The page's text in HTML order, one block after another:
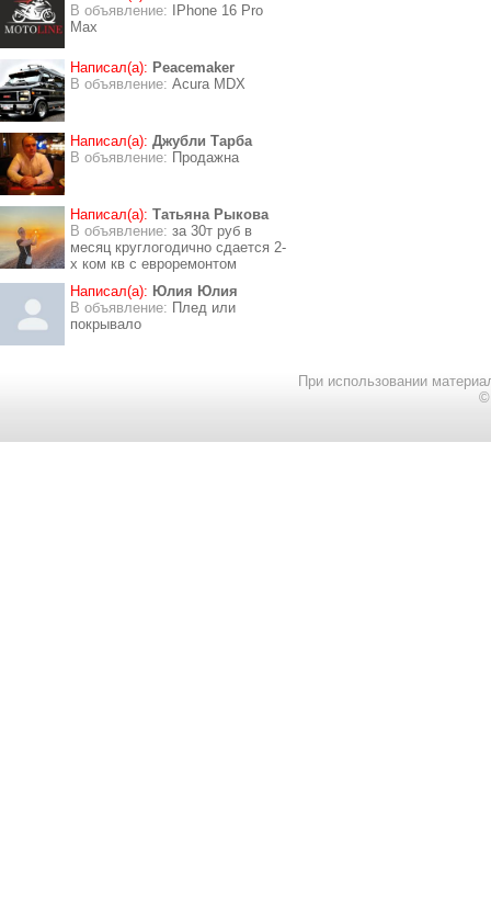
В объявление:
IPhone 16 Pro
Max
Написал(а): Peacemaker
В объявление: Acura MDX
Написал(а): Джубли Тарба
В объявление: Продажна
Написал(а): Татьяна Рыкова
В объявление: за 30т руб в
месяц круглогодично сдается 2-
х ком кв с евроремонтом
Написал(а): Юлия Юлия
В объявление: Плед или
покрывало
При использовании